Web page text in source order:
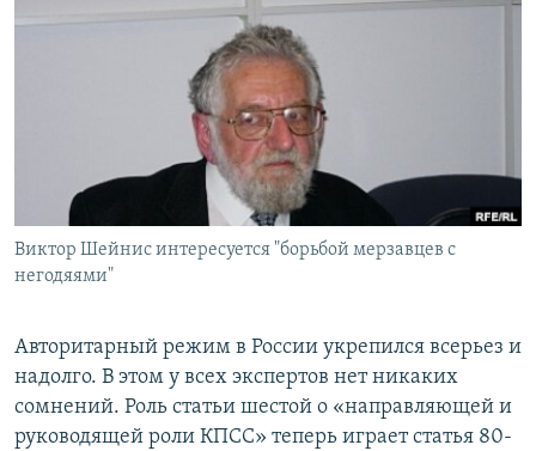
ПОДПИШИТЕСЬ НА РАССЫЛКУ
Все сайты РСЕ/РС
Виктор Шейнис интересуется "борьбой мерзавцев с
негодяями"
Авторитарный режим в России укрепился всерьез и
надолго. В этом у всех экспертов нет никаких
сомнений. Роль статьи шестой о «направляющей и
руководящей роли КПСС» теперь играет статья 80-